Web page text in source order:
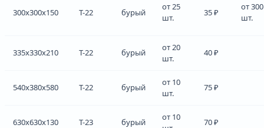
300x300x150 Т-22 бурый
от 25
шт.
35 ₽
от 300
шт.
335x330x210 Т-22 бурый
от 20
шт.
40 ₽
540x380x580 Т-22 бурый
от 10
шт.
75 ₽
630x630x130 Т-23 бурый
от 10
70 ₽